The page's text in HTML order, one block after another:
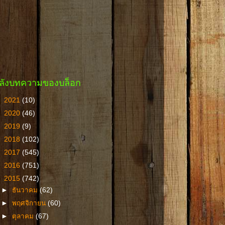
งบทความของบล็อก
2021 (10)
2020 (46)
2019 (9)
2018 (102)
2017 (545)
2016 (751)
2015 (742)
► ธันวาคม(62)
►พฤศจิกายน(60)
► ตุลาคม(67)